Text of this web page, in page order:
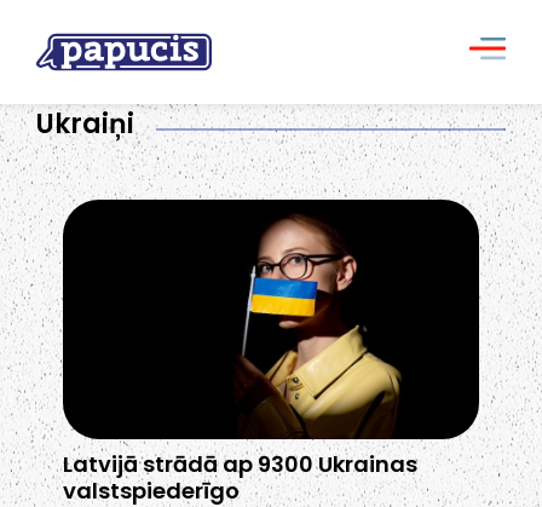
Ukraiņi
Latvijā strādā ap 9300 Ukrainas
valstspiederīgo